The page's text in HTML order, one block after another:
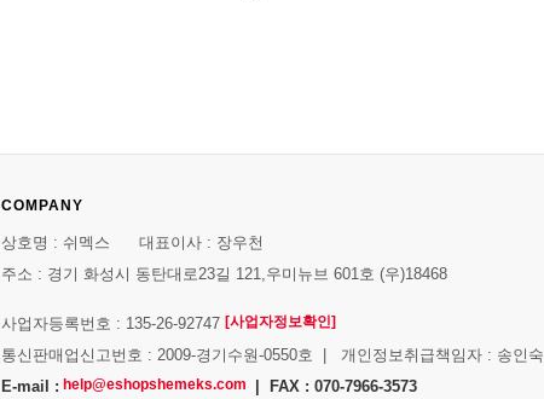
COMPANY
상호명 : 쉬멕스 대표이사 : 장우천
주소 : 경기 화성시 동탄대로23길 121,우미뉴브 601호 (우)18468
사업자등록번호 : 135-26-92747 [사업자정보확인]
통신판매업신고번호 : 2009-경기수원-0550호 | 개인정보취급책임자 : 송인숙
E-mail : help@eshopshemeks.com | FAX : 070-7966-3573